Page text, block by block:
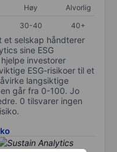
Høy
Alvorlig
30-40 40+
et selskap håndterer
sine ESG
investorer
ESG-risikoer til et
langsiktige
går fra 0-100. Jo
0 tilsvarer ingen